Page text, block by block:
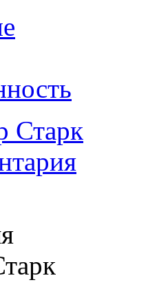
Старк